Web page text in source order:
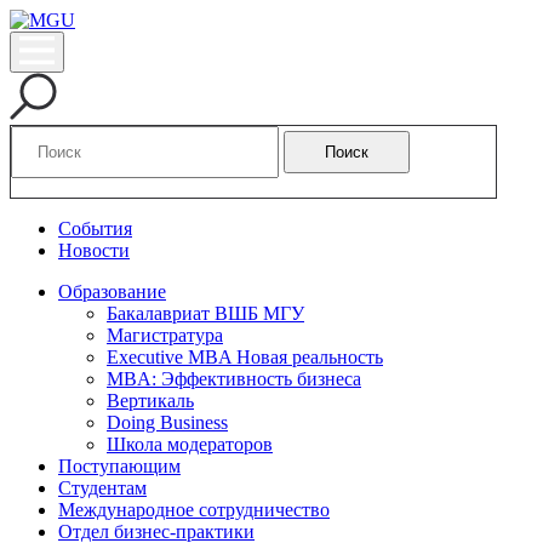
Поиск
События
Новости
Образование
Бакалавриат ВШБ МГУ
Магистратура
Executive MBA Новая реальность
MBA: Эффективность бизнеса
Вертикаль
Doing Business
Школа модераторов
Поступающим
Студентам
Международное сотрудничество
Отдел бизнес-практики